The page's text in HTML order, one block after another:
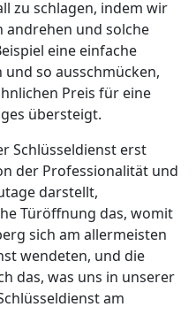
zu schlagen, indem wir
und solche
eine einfache
so ausschmücken,
Preis für eine
übersteigt.
Schlüsseldienst erst
der Professionalität und
darstellt,
Türöffnung das, womit
sich am allermeisten
wendeten, und die
das, was uns in unserer
am